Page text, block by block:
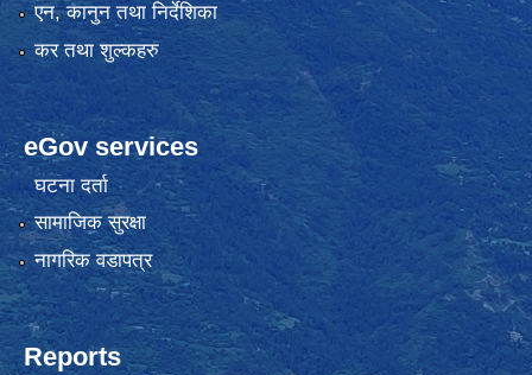
एन, कानुन तथा निर्देशिका
कर तथा शुल्कहरु
eGov services
घटना दर्ता
सामाजिक सुरक्षा
नागरिक वडापत्र
Reports